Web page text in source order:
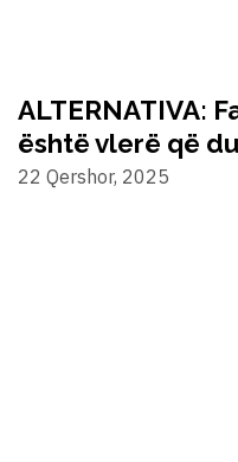
ALTERNATIVA:
është vlerë që
22 Qershor, 2025